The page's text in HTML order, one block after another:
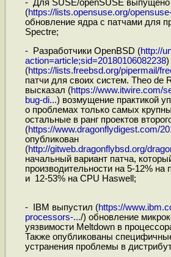
- Для SUSE/openSUSE выпущено
(https://lists.opensuse.org/
обновление ядра с патчами для
Spectre;
- Разработчики OpenBSD (http://
action=article;sid=20180106082238)
(https://lists.freebsd.org/pipermail/
патчи для своих систем. Theo de
высказал (https://www.itwire.com/
bug-di...) возмущение практикой
о проблемах только самых
остальные в ранг проектов
(https://www.dragonflydigest.com/
опубликован
(http://gitweb.dragonflybsd.org/
начальный вариант патча,
производительности на 5-12% на
и 12-53% на CPU Haswell;
- IBM выпустил (https://
processors-.../) обновление
уязвимости Meltdown в
Также опубликованы
устранения проблемы в